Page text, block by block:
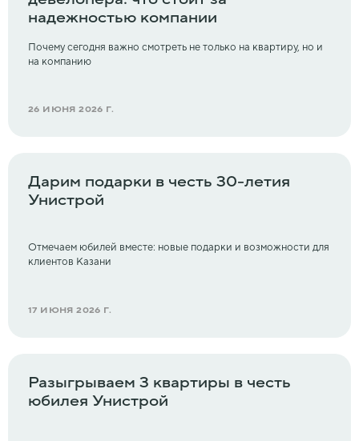
надежностью компании
Почему сегодня важно смотреть не только на квартиру, но и
на компанию
26 ИЮНЯ 2026 Г.
Дарим подарки в честь 30-летия
Унистрой
Отмечаем юбилей вместе: новые подарки и возможности для
клиентов Казани
17 ИЮНЯ 2026 Г.
Разыгрываем 3 квартиры в честь
юбилея Унистрой